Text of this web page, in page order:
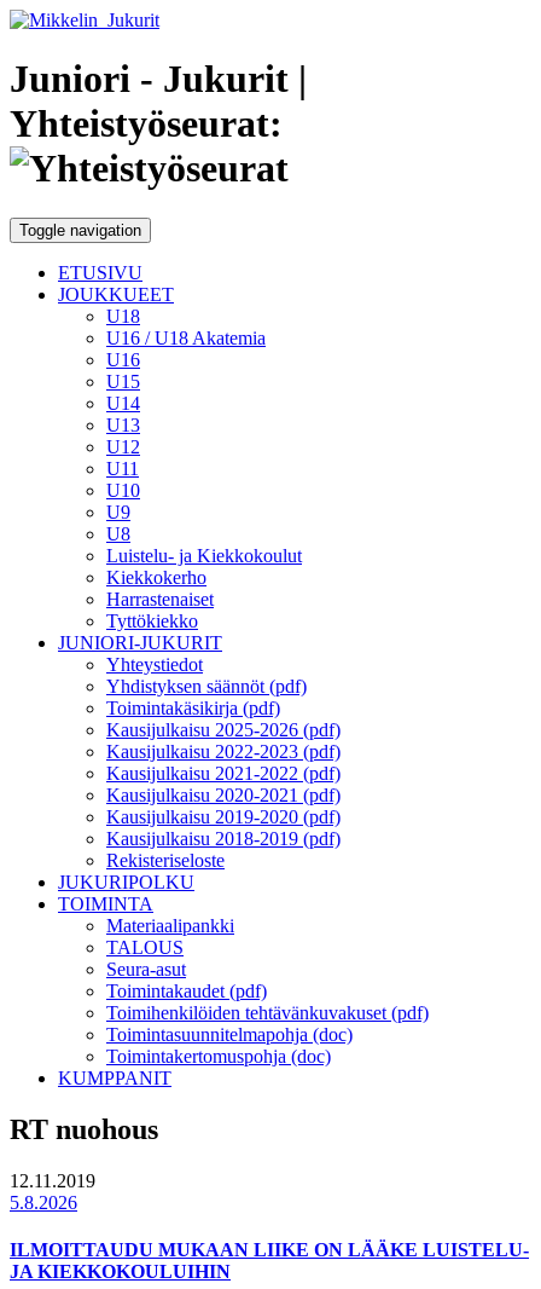
Juniori - Jukurit |
Yhteistyöseurat:
Toggle navigation
ETUSIVU
JOUKKUEET
U18
U16 / U18 Akatemia
U16
U15
U14
U13
U12
U11
U10
U9
U8
Luistelu- ja Kiekkokoulut
Kiekkokerho
Harrastenaiset
Tyttökiekko
JUNIORI-JUKURIT
Yhteystiedot
Yhdistyksen säännöt (pdf)
Toimintakäsikirja (pdf)
Kausijulkaisu 2025-2026 (pdf)
Kausijulkaisu 2022-2023 (pdf)
Kausijulkaisu 2021-2022 (pdf)
Kausijulkaisu 2020-2021 (pdf)
Kausijulkaisu 2019-2020 (pdf)
Kausijulkaisu 2018-2019 (pdf)
Rekisteriseloste
JUKURIPOLKU
TOIMINTA
Materiaalipankki
TALOUS
Seura-asut
Toimintakaudet (pdf)
Toimihenkilöiden tehtävänkuvakuset (pdf)
Toimintasuunnitelmapohja (doc)
Toimintakertomuspohja (doc)
KUMPPANIT
RT nuohous
12.11.2019
5.8.2026
ILMOITTAUDU MUKAAN LIIKE ON LÄÄKE LUISTELU-
JA KIEKKOKOULUIHIN